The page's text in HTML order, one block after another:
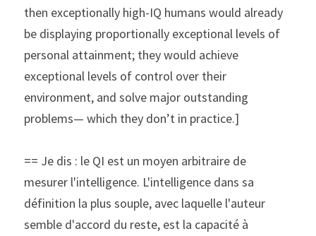
then exceptionally high-IQ humans would already
be displaying proportionally exceptional levels of
personal attainment; they would achieve
exceptional levels of control over their
environment, and solve major outstanding
problems— which they don’t in practice.]
== Je dis : le QI est un moyen arbitraire de
mesurer l'intelligence. L'intelligence dans sa
définition la plus souple, avec laquelle l'auteur
semble d'accord du reste, est la capacité à